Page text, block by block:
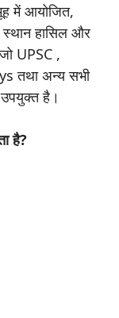
में आयोजित,
हासिल और
UPSC ,
तथा अन्य सभी
है।
है?